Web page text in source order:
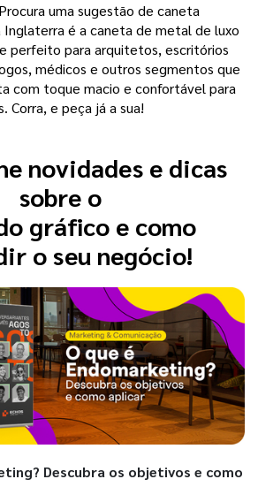
uma sugestão de caneta
Inglaterra é a caneta de metal de luxo
perfeito para arquitetos, escritórios
médicos e outros segmentos que
com toque macio e confortável para
Corra, e peça já a sua!
novidades e dicas
sobre o
gráfico e como
o seu negócio!
Descubra os objetivos e como